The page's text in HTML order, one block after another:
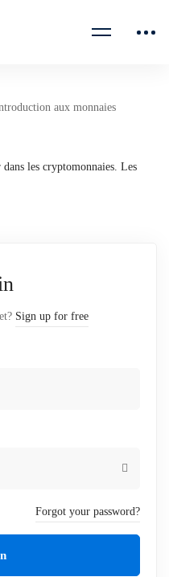
aux monnaies
les cryptomonnaies. Les
Sign up for free
Forgot your password?